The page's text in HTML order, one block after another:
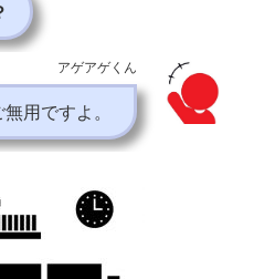
アゲアゲくん
用ですよ。